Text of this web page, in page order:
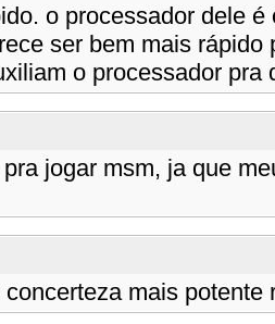
o processador dele
ser bem mais
o processador
jogar msm, ja que
mais potente